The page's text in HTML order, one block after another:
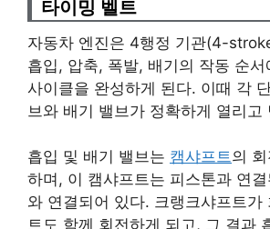
타이밍 벨트
자동차 엔진은 4행정 기관(4-
흡입, 압축, 폭발, 배기의 작동 순서
사이클을 완성하게 된다. 이때 각
브와 배기 밸브가 정확하게 열리고
흡입 및 배기 밸브는 캠샤프트의
하며, 이 캠샤프트는 피스톤과 연결
와 연결되어 있다. 크랭크샤프트가
트도 함께 회전하게 되고, 그 결과